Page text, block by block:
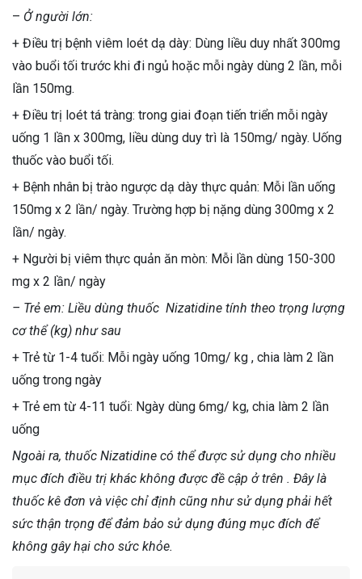
– Ở người lớn:
+ Điều trị bệnh viêm loét dạ dày: Dùng liều duy nhất 300mg
vào buổi tối trước khi đi ngủ hoặc mỗi ngày dùng 2 lần, mỗi
lần 150mg.
+ Điều trị loét tá tràng: trong giai đoạn tiến triển mỗi ngày
uống 1 lần x 300mg, liều dùng duy trì là 150mg/ ngày. Uống
thuốc vào buổi tối.
+ Bệnh nhân bị trào ngược dạ dày thực quản: Mỗi lần uống
150mg x 2 lần/ ngày. Trường hợp bị nặng dùng 300mg x 2
lần/ ngày.
+ Người bị viêm thực quản ăn mòn: Mỗi lần dùng 150-300
mg x 2 lần/ ngày
– Trẻ em: Liều dùng thuốc Nizatidine tính theo trọng lượng
cơ thể (kg) như sau
+ Trẻ từ 1-4 tuổi: Mỗi ngày uống 10mg/ kg , chia làm 2 lần
uống trong ngày
+ Trẻ em từ 4-11 tuổi: Ngày dùng 6mg/ kg, chia làm 2 lần
uống
Ngoài ra, thuốc Nizatidine có thể được sử dụng cho nhiều
mục đích điều trị khác không được đề cập ở trên . Đây là
thuốc kê đơn và việc chỉ định cũng như sử dụng phải hết
sức thận trọng để đảm bảo sử dụng đúng mục đích để
không gây hại cho sức khỏe.